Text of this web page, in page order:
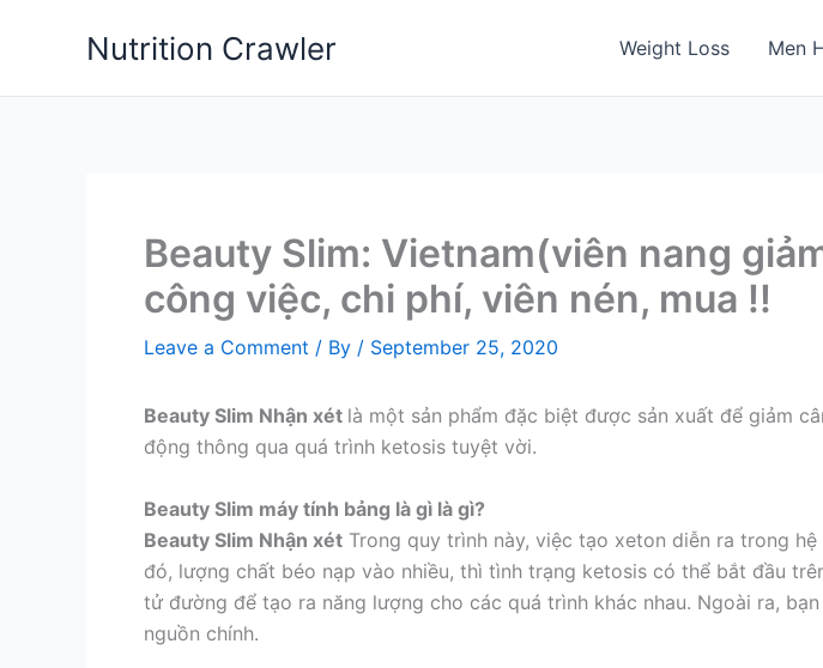
Nutrition Crawler Weight Loss Men
Beauty Slim: Vietnam(viên nang
công việc, chi phí, viên nén, mua !!
Leave a Comment / By / September 25, 2020
Beauty Slim Nhận xét là một sản phẩm đặc biệt được sản xuất để giảm
động thông qua quá trình ketosis tuyệt vời.
Beauty Slim máy tính bảng là gì là gì?
Beauty Slim Nhận xét Trong quy trình này, việc tạo xeton diễn ra trong
đó, lượng chất béo nạp vào nhiều, thì tình trạng ketosis có thể bắt đầu
tử đường để tạo ra năng lượng cho các quá trình khác nhau. Ngoài ra,
nguồn chính.